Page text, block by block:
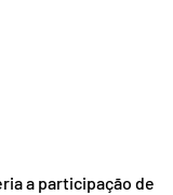
a participação de